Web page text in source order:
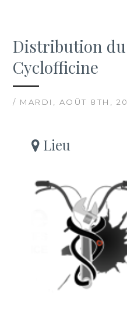
Distribution du
Cyclofficine
/ MARDI, AOÛT 8TH,
Lieu